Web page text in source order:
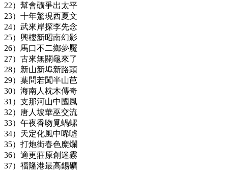
22）幫會礦爭出太平
23）十年驚現西夏文
24）武來岸探李先念
25）興樓新昭南幻影
26）馬口不二鄉夢魘
27）古來無關龜來了
28）新山新埠新路頭
29）葉問若闖半山芭
30）海南人枕木傳奇
31）支那河山中國風
32）唐人坡華巫交流
33）午夜香吻覓蝸螺
34）天定化風中唏噓
35）打炮街春色糜爛
36）適更莊原創迷霧
37）福隆港最高錫礦